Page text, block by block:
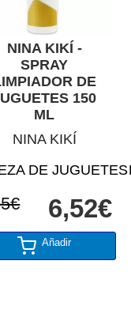
NINA KIKÍ -
SPRAY
DE
150
ML
NINA KIKÍ
DE JUGUETES
6,52€
Añadir